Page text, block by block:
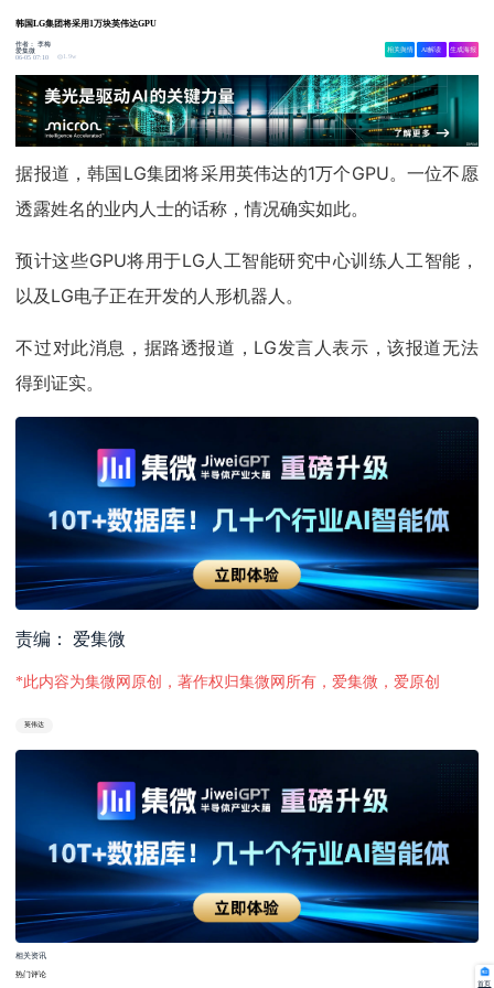
韩国LG集团将采用1万块英伟达GPU
作者：李梅
爱集微
06-05 07:10
1.9w
相关舆情 AI解读 生成海报
据报道，韩国LG集团将采用英伟达的1万个GPU。一位不愿
透露姓名的业内人士的话称，情况确实如此。
预计这些GPU将用于LG人工智能研究中心训练人工智能，
以及LG电子正在开发的人形机器人。
不过对此消息，据路透报道，LG发言人表示，该报道无法
得到证实。
责编： 爱集微
*此内容为集微网原创，著作权归集微网所有，爱集微，爱原创
英伟达
相关资讯
热门评论
首页